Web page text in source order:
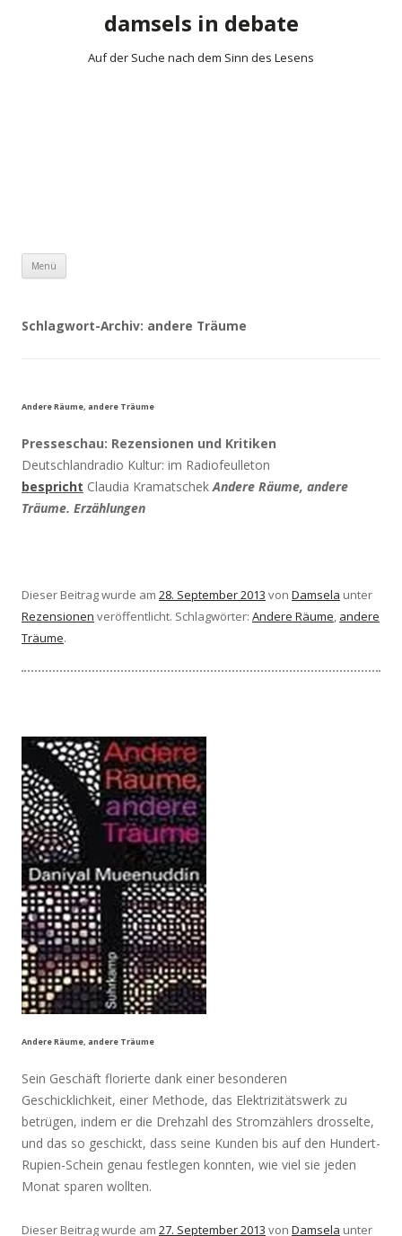
damsels in debate
Auf der Suche nach dem Sinn des Lesens
Menü
Schlagwort-Archiv: andere Träume
Andere Räume, andere Träume
Presseschau: Rezensionen und Kritiken
Deutschlandradio Kultur: im Radiofeulleton
bespricht Claudia KramatschekAndere Räume, andere
Träume. Erzählungen
Dieser Beitrag wurde am 28. September 2013 von Damsela unter
Rezensionen veröffentlicht. Schlagwörter: Andere Räume, andere
Träume.
Andere Räume, andere Träume
Sein Geschäft florierte dank einer besonderen
Geschicklichkeit, einer Methode, das Elektrizitätswerk zu
betrügen, indem er die Drehzahl des Stromzählers drosselte,
und das so geschickt, dass seine Kunden bis auf den Hundert-
Rupien-Schein genau festlegen konnten, wie viel sie jeden
Monat sparen wollten.
Dieser Beitrag wurde am 27. September 2013 von Damsela unter